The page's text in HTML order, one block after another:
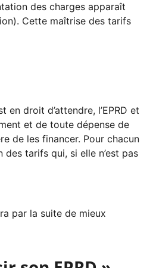
des charges apparaît
Cette maîtrise des tarifs
droit d’attendre, l’EPRD et
et de toute dépense de
de les financer. Pour chacun
tarifs qui, si elle n’est pas
par la suite de mieux